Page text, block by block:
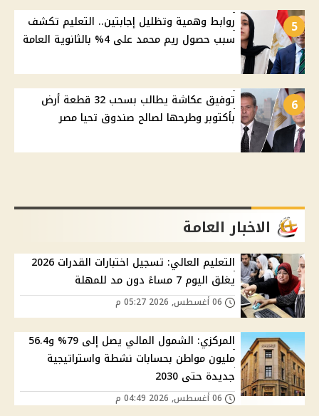
5
روابط وهمية وتظليل إجابتين.. التعليم تكشف
سبب حصول ريم محمد على 4% بالثانوية العامة
6
توفيق عكاشة يطالب بسحب 32 قطعة أرض
بأكتوبر وطرحها لصالح صندوق تحيا مصر
الاخبار العامة
التعليم العالي: تسجيل اختبارات القدرات 2026
يغلق اليوم 7 مساءً دون مد للمهلة
المركزي: الشمول المالي يصل إلى 79% و56.4
مليون مواطن بحسابات نشطة واستراتيجية
جديدة حتى 2030